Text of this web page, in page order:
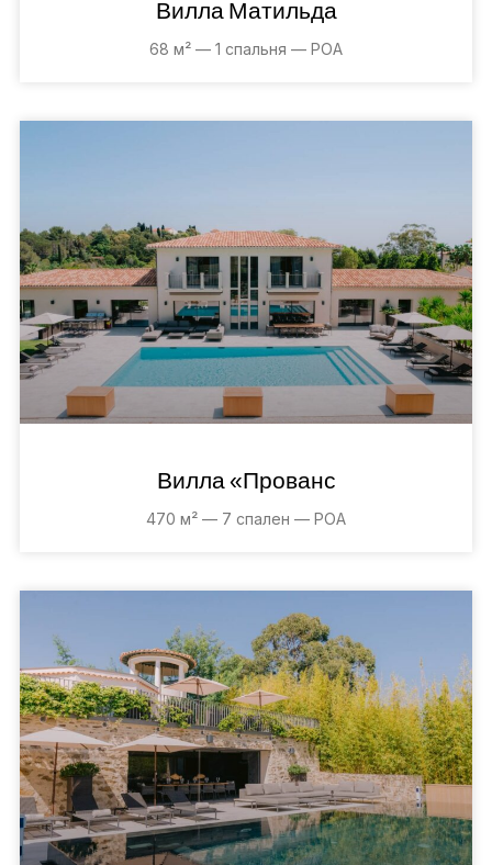
Вилла Матильда
68 м² — 1 спальня — POA
Вилла «Прованс
470 м² — 7 спален — POA